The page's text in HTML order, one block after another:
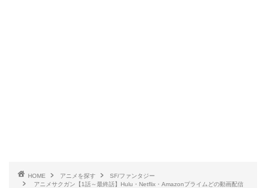
HOME アニメを探す
SF/ファンタジー
アニメサクガン【1話～最終話】Hulu・Netflix・Amazonプライムどの動画配信